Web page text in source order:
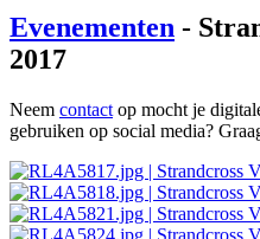
Evenementen -
2017
Neem contact op mocht je
gebruiken op social media?